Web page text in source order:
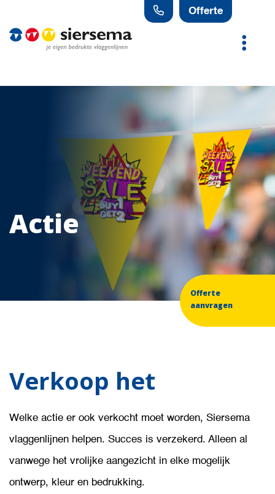
Offerte
Actie
Offerte
aanvragen
Verkoop het
Welke actie er ook verkocht moet worden, Siersema
vlaggenlijnen helpen. Succes is verzekerd. Alleen al
vanwege het vrolijke aangezicht in elke mogelijk
ontwerp, kleur en bedrukking.